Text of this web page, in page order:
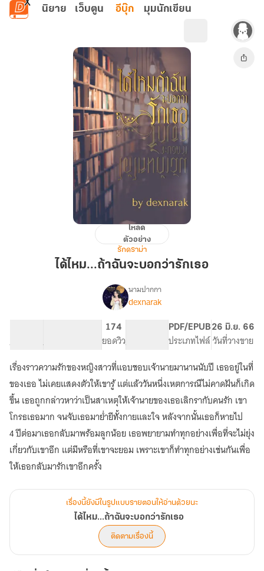
ข้ามไปยังเนื้อหาหลัก
นิยาย เว็บตูน อีบุ๊ก มุมนักเขียน
ไหม...ถ้า
ฉัน
โหลด
ตัวอย่าง
รักดราม่า
ได้ไหม...ถ้าฉันจะบอกว่ารักเธอ
เรื่อง
ว่า
รัก
เธอ
นามปากกา
dexnarak
จำนวนคำ จำนวนหน้า (A5)
174
ยอดวิวระดับเนื้อหา
PDF/EPUB
ประเภทไฟล์
26 มิ.ย. 66
วันที่วางขาย
เรื่องราวความรักของหญิงสาวที่แอบชอบเจ้านายมานานนับปี เธออยู่ในที่
ของเธอ ไม่เคยแสดงตัวให้เขารู้ แต่แล้ววันหนึ่งเหตการณืไม่คาดฝันก็เกิด
ขึ้น เธอถูกกล่าวหาว่าเป็นสาเหตุให้เจ้านายของเธอเลิกรากับคนรัก เขา
โกรธเธอมาก จนจับเธอมาย่ำยีทั้งกายและใจ หลังจากนั้นเธอก็หายไป
4 ปีต่อมาเธอกลับมาพร้อมลูกน้อย เธอพยายามทำทุกอย่างเพื่อที่จะไม่ยุ่ง
เกี่ยวกับเขาอีก แต่มีหรือที่เขาจะยอม เพราะเขาก็ทำทุกอย่างเช่นกันเพื่อ
ให้เธอกลับมารักเขาอีกครั้ง
เรื่องนี้ยังมีในรูปแบบรายตอนให้อ่านด้วยนะ
ได้ไหม...ถ้าฉันจะบอกว่ารักเธอ
ติดตามเรื่องนี้